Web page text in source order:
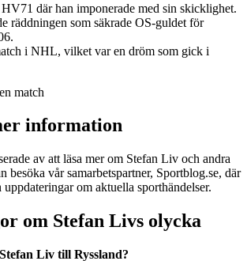
där han imponerade med sin skicklighet.
räddningen som säkrade OS-guldet för
i NHL, vilket var en dröm som gick i
information
av att läsa mer om Stefan Liv och andra
besöka vår samarbetspartner, Sportblog.se, där
om aktuella sporthändelser.
om Stefan Livs olycka
Liv till Ryssland?